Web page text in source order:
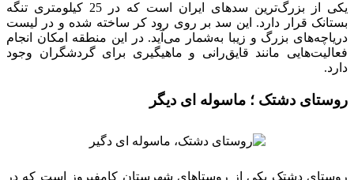
یکی از بزرگ‌ترین سدهای ایران است که در 25 کیلومتری تنگه
بستانک قرار دارد. این سد بر روی رود کر ساخته شده و در لیست
دریاچه‌های بزرگ و زیبا به‌شمار می‌آید. در این منطقه امکان انجام
فعالیت‌هایی مانند قایق‌رانی و ماهیگیری برای گردشگران وجود
دارد.
روستای دشتک ؛ ماسوله ای دیگر
روستای دشتک یکی از روستاهای شهرستان کامفیروز است که در